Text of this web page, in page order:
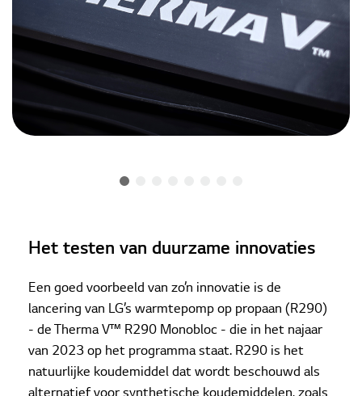
Het testen van duurzame innovaties
Een goed voorbeeld van zo’n innovatie is de
lancering van LG’s warmtepomp op propaan (R290)
- de Therma V™ R290 Monobloc - die in het najaar
van 2023 op het programma staat. R290 is het
natuurlijke koudemiddel dat wordt beschouwd als